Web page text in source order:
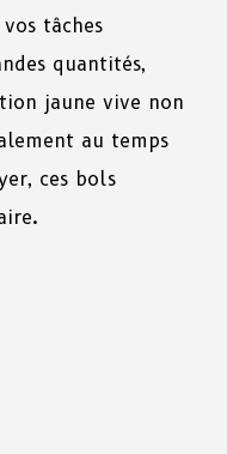
tâches
quantités,
jaune vive non
au temps
ces bols